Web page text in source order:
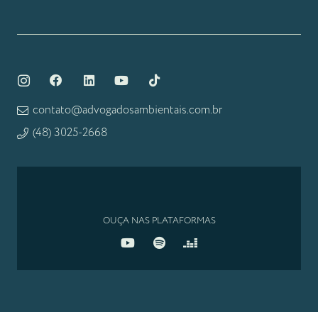
contato@advogadosambientais.com.br
(48) 3025-2668
OUÇA NAS PLATAFORMAS